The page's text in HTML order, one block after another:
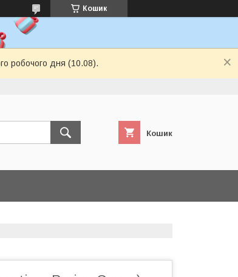
Кошик
робочого дня (10.08).
Кошик